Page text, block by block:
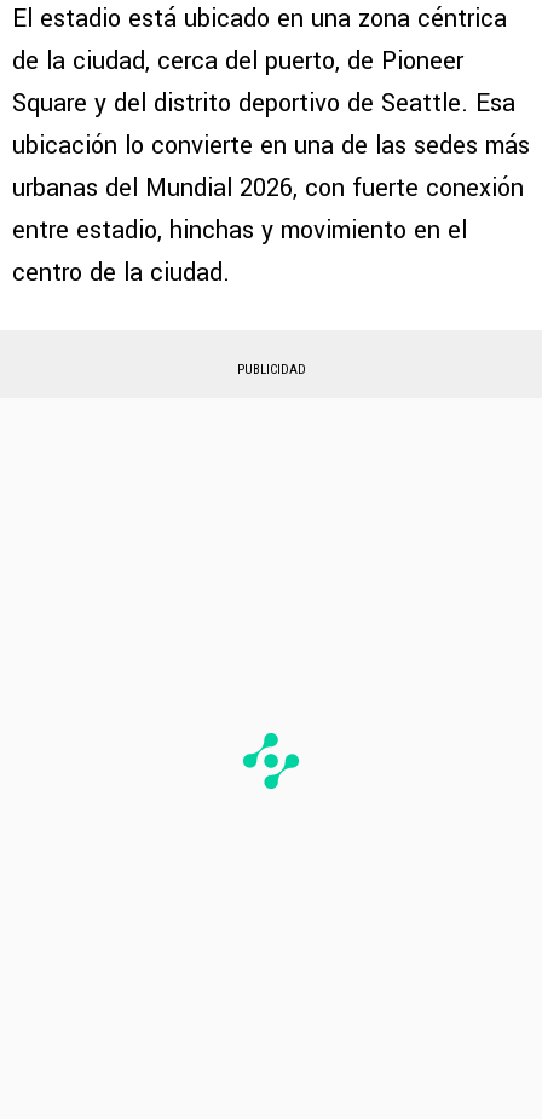
El estadio está ubicado en una zona céntrica
de la ciudad, cerca del puerto, de Pioneer
Square y del distrito deportivo de Seattle. Esa
ubicación lo convierte en una de las sedes más
urbanas del Mundial 2026, con fuerte conexión
entre estadio, hinchas y movimiento en el
centro de la ciudad.
PUBLICIDAD